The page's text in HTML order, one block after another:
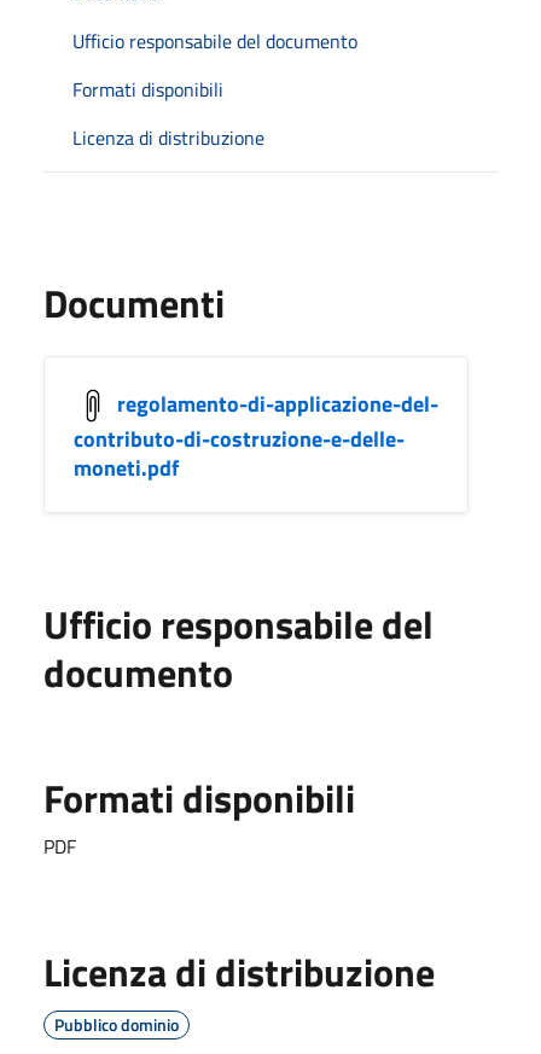
Ufficio responsabile del documento
Formati disponibili
Licenza di distribuzione
Documenti
regolamento-di-applicazione-del-
contributo-di-costruzione-e-delle-
moneti.pdf
Ufficio responsabile del
documento
Formati disponibili
PDF
Licenza di distribuzione
Pubblico dominio